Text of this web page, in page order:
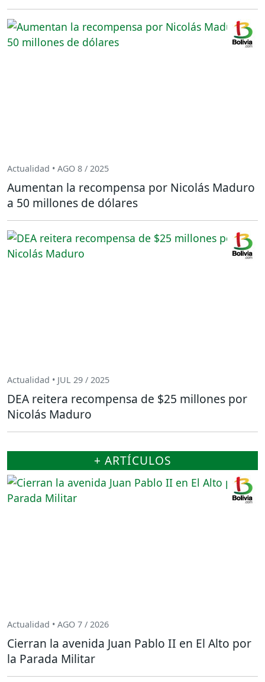
Actualidad • AGO 8 / 2025
Aumentan la recompensa por Nicolás Maduro
a 50 millones de dólares
Actualidad • JUL 29 / 2025
DEA reitera recompensa de $25 millones por
Nicolás Maduro
+ ARTÍCULOS
Actualidad • AGO 7 / 2026
Cierran la avenida Juan Pablo II en El Alto por
la Parada Militar